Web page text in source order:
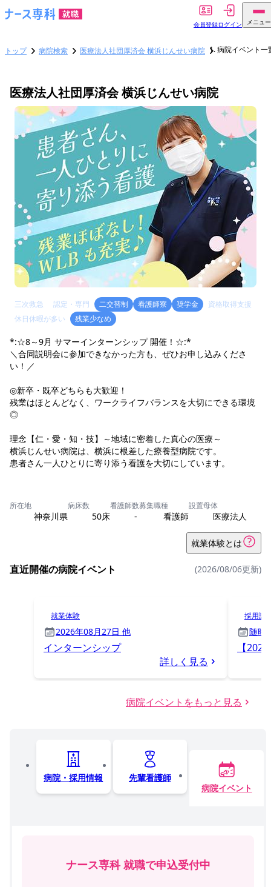
会員登録ログイン メニュー
トップ 病院検索 医療法人社団厚済会 横浜じんせい病院 病院イベント一
医療法人社団厚済会 横浜じんせい病院
三次救急 認定・専門 二交替制 看護師寮 奨学金
資格取得支援
休日休暇が多い
残業少なめ
*:☆8～9月 サマーインターンシップ 開催！☆:*
＼合同説明会に参加できなかった方も、ぜひお申し込みくださ
い！／
◎新卒・既卒どちらも大歓迎！
残業はほとんどなく、ワークライフバランスを大切にできる環境
◎
理念【仁・愛・知・技】～地域に密着した真心の医療～
横浜じんせい病院は、横浜に根差した療養型病院です。
患者さん一人ひとりに寄り添う看護を大切にしています。
所在地
神奈川県
病床数
50床
看護師数
-
募集職種
看護師
設置母体
医療法人
就業体験とは
直近開催の病院イベント (2026/08/06更新)
就業体験
2026年08月27日 他
インターンシップ
詳しく見る
採用試
随時
【
病院イベントをもっと見る
病院・採用情報
先輩看護師
病院イベント
ナース専科 就職で申込受付中